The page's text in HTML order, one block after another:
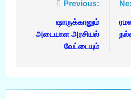
navigation
Previous:
ஷாருக்கானும்
அடையாள அரசியல்
வேட்டையும்